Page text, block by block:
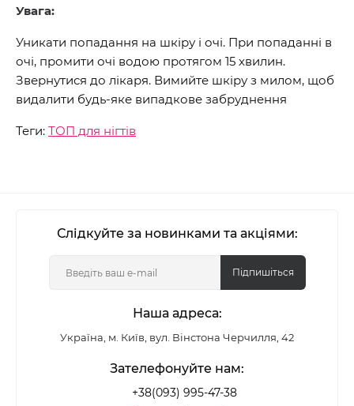
Увага:
Уникати попадання на шкіру і очі. При попаданні в
очі, промити очі водою протягом 15 хвилин.
Звернутися до лікаря. Вимийте шкіру з милом, щоб
видалити будь-яке випадкове забруднення
Теги: ТОП для нігтів
Слідкуйте за новинками та акціями:
Підпишіться
Наша адреса:
Україна, м. Київ, вул. Вінстона Черчилля, 42
Зателефонуйте нам:
+38(093) 995-47-38